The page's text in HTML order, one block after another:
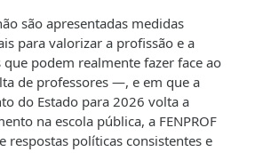
são apresentadas medidas
para valorizar a profissão e a
podem realmente fazer face ao
de professores —, e em que a
do Estado para 2026 volta a
na escola pública, a FENPROF
respostas políticas consistentes e